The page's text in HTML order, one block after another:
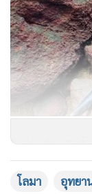
ในส่วนเจ้าหน้าที่
ฐานต่างๆ ประก
กฎหมาย เนื่องจ
โลมา
อุทยา